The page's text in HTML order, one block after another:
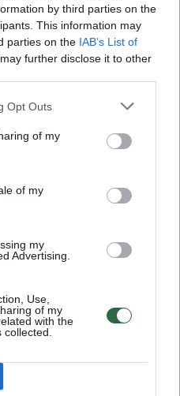
by third parties on the
This information may
parties on the IAB’s List of
further disclose it to other
Opt Outs
of my
of my
my
Advertising.
Use,
of my
with the
paslaugoms
ir Vakarų
būtų įrengtos ne
vietos
„Spiečius“ norintys
25 d. 10 val.
kuriame Inovacijų
supažindins su
finansuoti
pareiškėjams,